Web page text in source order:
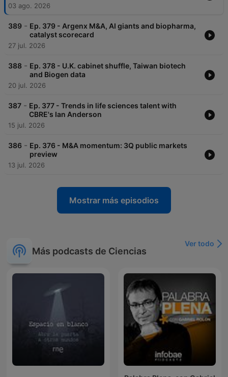
03 ago. 2026
389 - Ep. 379 - Argenx M&A, AI giants and biopharma,
catalyst scorecard
27 jul. 2026
388 - Ep. 378 - U.K. cabinet shuffle, Taiwan biotech
and Biogen data
20 jul. 2026
387 - Ep. 377 - Trends in life sciences talent with
CBRE's Ian Anderson
15 jul. 2026
386 - Ep. 376 - M&A momentum: 3Q public markets
preview
13 jul. 2026
Mostrar más episodios
Más podcasts de Ciencias
Ver todo